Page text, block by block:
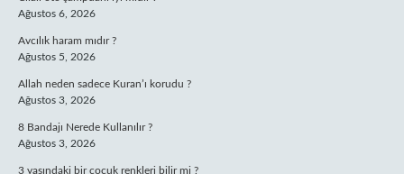
Ağustos 6, 2026
Avcılık haram mıdır ?
Ağustos 5, 2026
Allah neden sadece Kuran’ı korudu ?
Ağustos 3, 2026
8 Bandajı Nerede Kullanılır ?
Ağustos 3, 2026
3 yaşındaki bir çocuk renkleri bilir mi ?